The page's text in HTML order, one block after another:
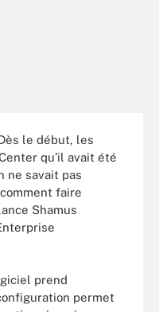
le début, les
qu’il avait été
ne savait pas
faire
Shamus
prend
permet